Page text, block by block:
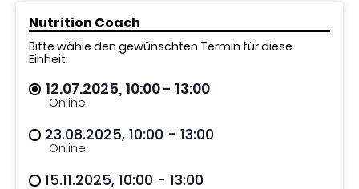
Nutrition Coach
Bitte wähle den gewünschten Termin für diese
Einheit:
12.07.2025, 10:00- 13:00
Online
23.08.2025, 10:00 - 13:00
Online
15.11.2025, 10:00 - 13:00